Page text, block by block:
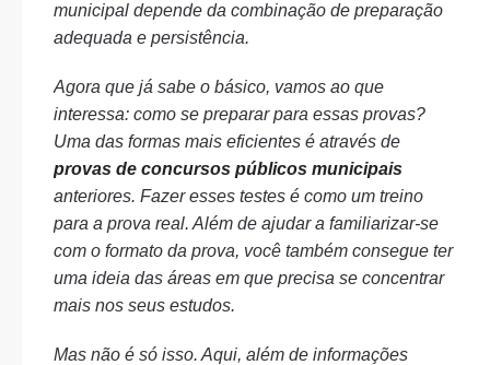
municipal depende da combinação de preparação
adequada e persistência.
Agora que já sabe o básico, vamos ao que
interessa: como se preparar para essas provas?
Uma das formas mais eficientes é através de
provas de concursos públicos municipais
anteriores. Fazer esses testes é como um treino
para a prova real. Além de ajudar a familiarizar-se
com o formato da prova, você também consegue ter
uma ideia das áreas em que precisa se concentrar
mais nos seus estudos.
Mas não é só isso. Aqui, além de informações